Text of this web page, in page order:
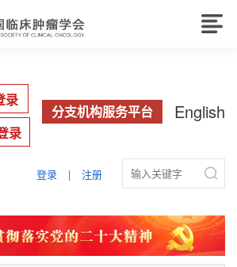
English
分支机构服务平台
录
录

登录 | 注册